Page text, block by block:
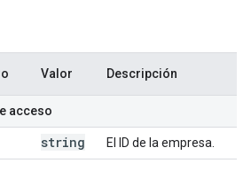
Valor Descripción
acceso
string El ID de la empresa.